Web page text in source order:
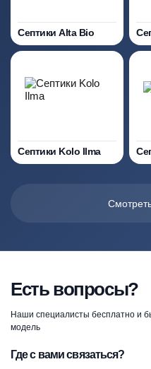
Септики Alta Bio
Септики Kolo Ilma
Есть вопросы?
Наши специалисты бесплатно и
модель
Где с вами связаться?